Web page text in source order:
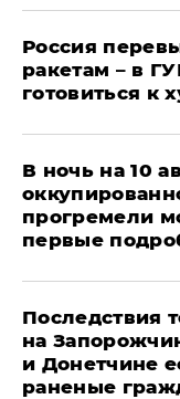
Россия
ракетам – в
готовиться к
В ночь на 10
прогремели
первые
Последствия
на
и Донетчине
раненые